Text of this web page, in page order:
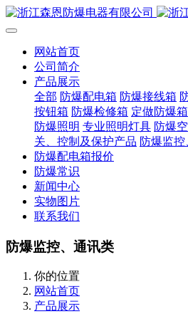
网站首页
公司简介
产品展示
全部 防爆配电箱 防爆接线箱
按钮箱 防爆检修箱 定做防爆箱
防爆照明 专业照明灯具 防爆
关、控制及保护产品 防爆监
防爆配电箱报价
防爆常识
新闻中心
实物图片
联系我们
防爆监控、通讯类
你的位置
网站首页
产品展示